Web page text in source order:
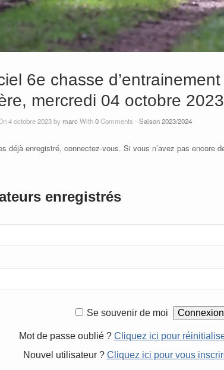
6e chasse
mercredi 04 octobre
4 octobre 2023 by marcWith0Comments - Saison 2023/2024
déjà enregistré, connectez-vous. Si vous n’avez pas encore
enregistrés
Se souvenir de moi
Mot de passe oublié ? Cliquez ici pour
Nouvel utilisateur ? Cliquez ici pour vous